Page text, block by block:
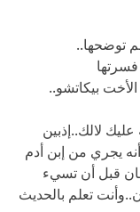
بيكاتشو..
لالك..إذبين
يجري من إبن أدم
قبل أن تسيء
تعلم بالحديث